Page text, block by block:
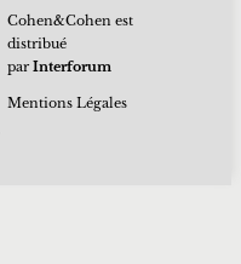
Cohen&Cohen est
distribué
parInterforum
Mentions Légales